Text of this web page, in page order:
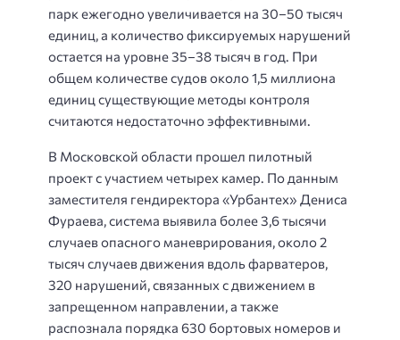
парк ежегодно увеличивается на 30–50 тысяч
единиц, а количество фиксируемых нарушений
остается на уровне 35–38 тысяч в год. При
общем количестве судов около 1,5 миллиона
единиц существующие методы контроля
считаются недостаточно эффективными.
В Московской области прошел пилотный
проект с участием четырех камер. По данным
заместителя гендиректора «Урбантех» Дениса
Фураева, система выявила более 3,6 тысячи
случаев опасного маневрирования, около 2
тысяч случаев движения вдоль фарватеров,
320 нарушений, связанных с движением в
запрещенном направлении, а также
распознала порядка 630 бортовых номеров и